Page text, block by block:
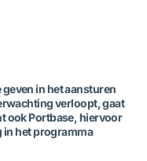
in het aansturen
verloopt, gaat
ook Portbase, hiervoor
in het programma